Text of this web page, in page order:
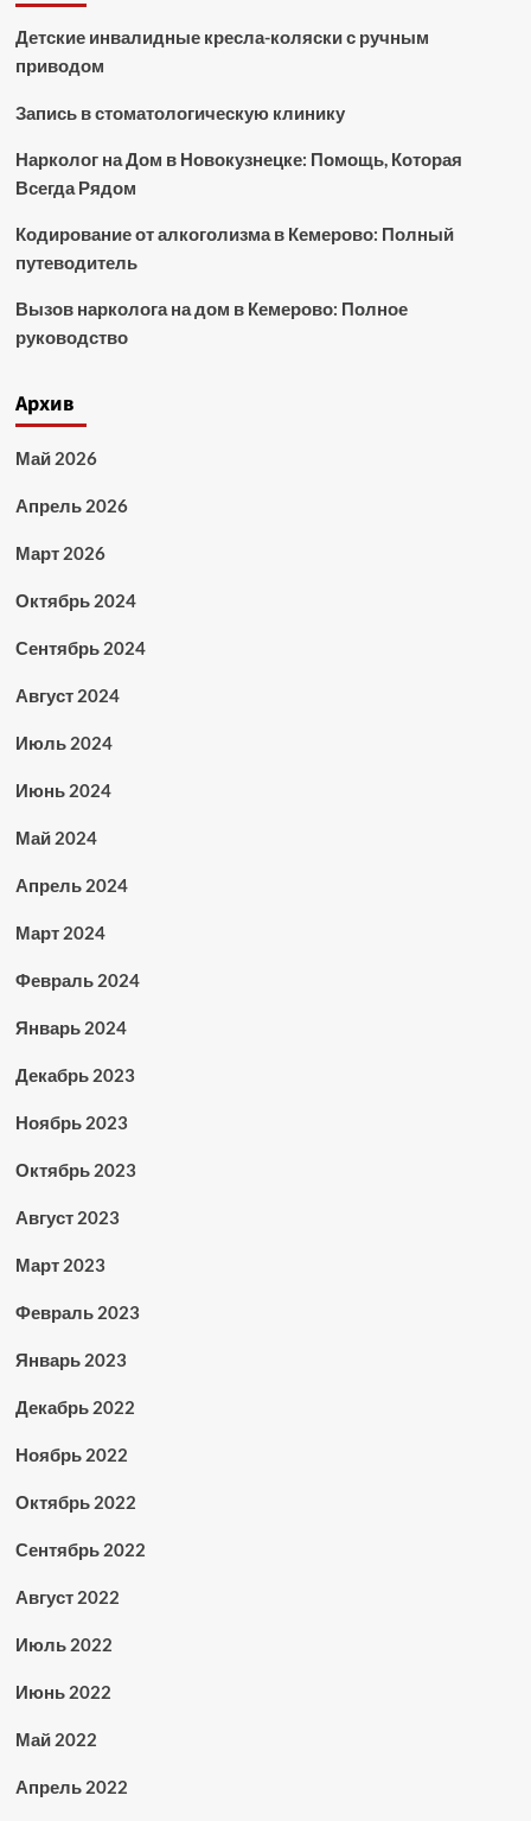
Детские инвалидные кресла-коляски с ручным
приводом
Запись в стоматологическую клинику
Нарколог на Дом в Новокузнецке: Помощь, Которая
Всегда Рядом
Кодирование от алкоголизма в Кемерово: Полный
путеводитель
Вызов нарколога на дом в Кемерово: Полное
руководство
Архив
Май 2026
Апрель 2026
Март 2026
Октябрь 2024
Сентябрь 2024
Август 2024
Июль 2024
Июнь 2024
Май 2024
Апрель 2024
Март 2024
Февраль 2024
Январь 2024
Декабрь 2023
Ноябрь 2023
Октябрь 2023
Август 2023
Март 2023
Февраль 2023
Январь 2023
Декабрь 2022
Ноябрь 2022
Октябрь 2022
Сентябрь 2022
Август 2022
Июль 2022
Июнь 2022
Май 2022
Апрель 2022